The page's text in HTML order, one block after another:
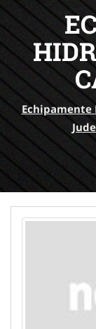
Echipamente